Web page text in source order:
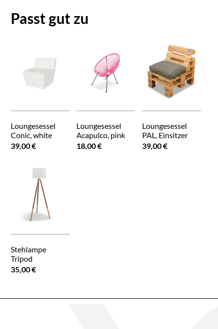
Passt gut zu
Loungesessel
Conic, white
39,00 €
Loungesessel
Acapulco, pink
18,00 €
Loungesessel
PAL, Einsitzer
39,00 €
Stehlampe
Tripod
35,00 €